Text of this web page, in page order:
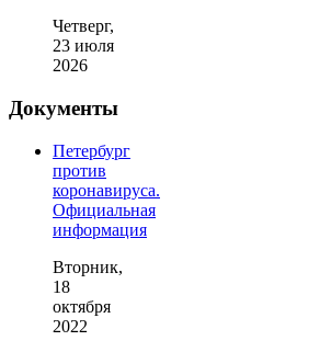
Четверг,
23 июля
2026
Документы
Петербург
против
коронавируса.
Официальная
информация
Вторник,
18
октября
2022